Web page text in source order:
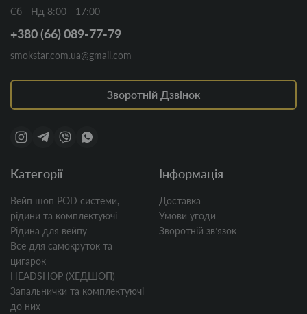
Сб - Нд 8:00 - 17:00
+380 (66) 089-77-79
smokstar.com.ua@gmail.com
Зворотній Дзвінок
Категорії
Вейп шоп POD системи,
рідини та комплектуючі
Рідина для вейпу
Все для самокруток та
цигарок
HEADSHOP (ХЕДШОП)
Запальнички та комплектуючі
до них
Інформація
Доставка
Умови угоди
Зворотній звʼязок